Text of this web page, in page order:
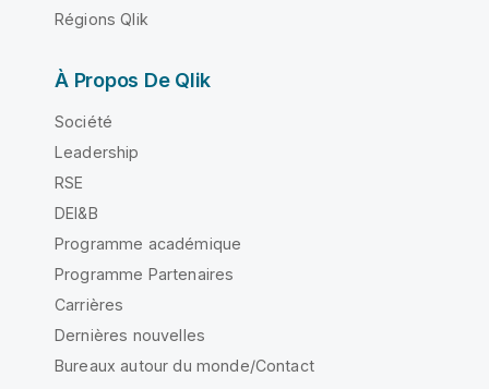
Régions Qlik
À Propos De Qlik
Société
Leadership
RSE
DEI&B
Programme académique
Programme Partenaires
Carrières
Dernières nouvelles
Bureaux autour du monde/Contact